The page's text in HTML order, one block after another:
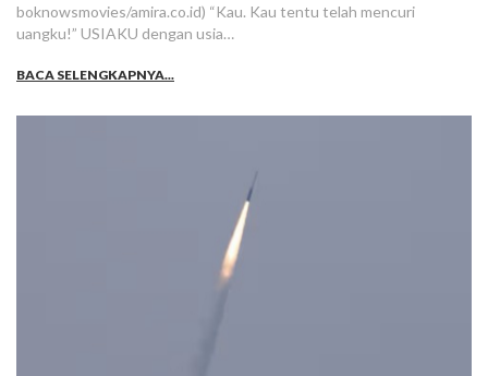
boknowsmovies/amira.co.id) “Kau. Kau tentu telah mencuri
uangku!” USIAKU dengan usia…
BACA SELENGKAPNYA...